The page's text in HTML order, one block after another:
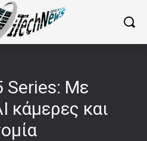
Series: Με
κάμερες και